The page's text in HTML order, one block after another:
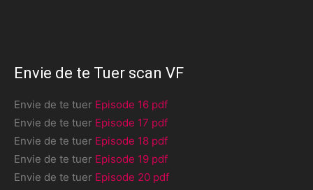
Envie de te Tuer scan VF
Envie de te tuer Episode 16 pdf
Envie de te tuer Episode 17 pdf
Envie de te tuer Episode 18 pdf
Envie de te tuer Episode 19 pdf
Envie de te tuer Episode 20 pdf